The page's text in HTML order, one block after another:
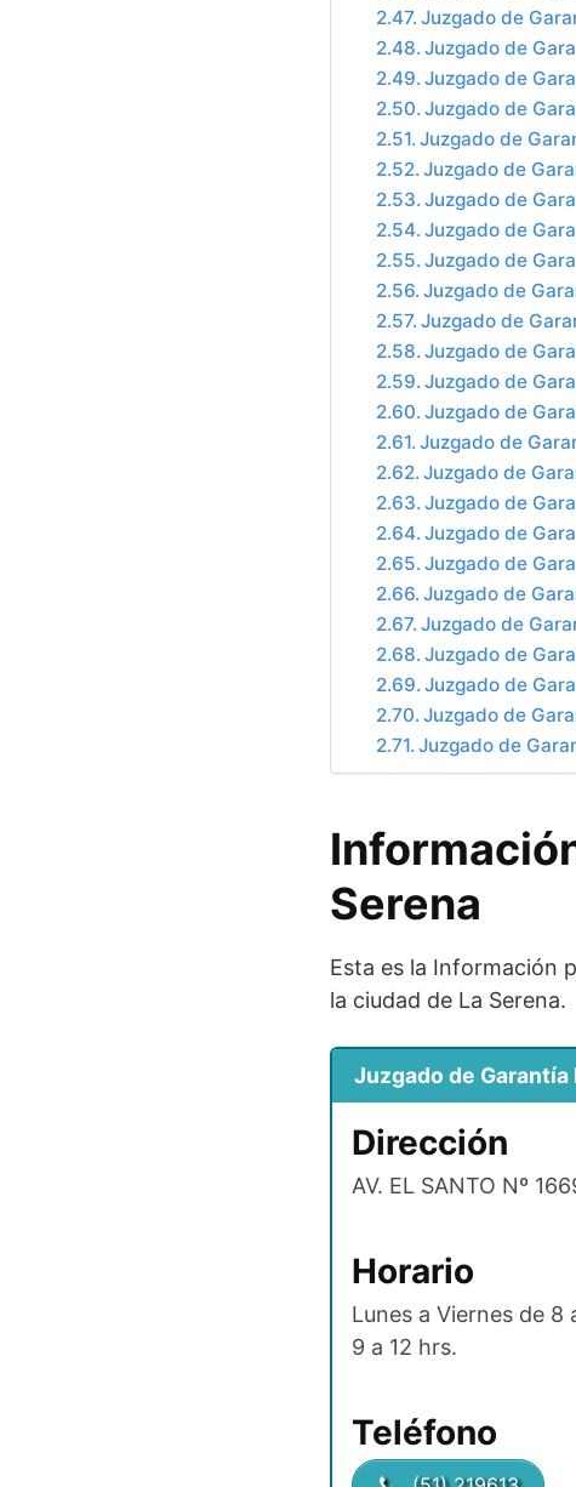
Juzgado de
Juzgado de
Juzgado de
Juzgado de
Juzgado de
Juzgado de
Juzgado de
Juzgado de
Juzgado de
Juzgado de
Juzgado de
Juzgado de
Juzgado de
Juzgado de
Juzgado de
Juzgado de
Juzgado de
Juzgado de
Juzgado de
Juzgado de
Juzgado de
Juzgado de
Juzgado de
Juzgado de
Juzgado de
Serena
Esta es la Información
la ciudad de La Serena.
Juzgado de Garantía
Dirección
AV. EL SANTO Nº
Horario
Lunes a Viernes de 8
9 a 12 hrs.
Teléfono